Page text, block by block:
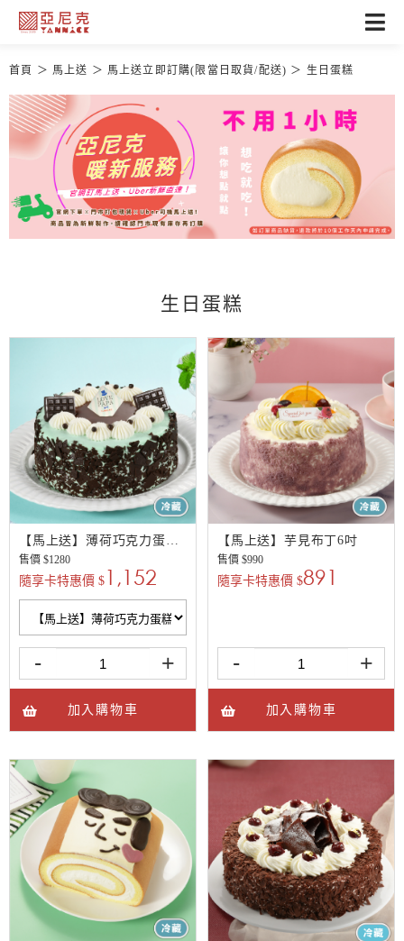
首頁 馬上送 馬上送立即訂購(限當日取貨/配送) 生日蛋糕
生日蛋糕
【馬上送】薄荷巧克力蛋糕6吋
售價 $1280
隨享卡特惠價 $ 1,152
- +
加入購物車
【馬上送】芋見布丁6吋
售價 $990
隨享卡特惠價 $891
- +
加入購物車